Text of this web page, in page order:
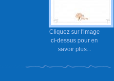
Cliquez sur l'image
ci-dessus pour en
savoir plus...